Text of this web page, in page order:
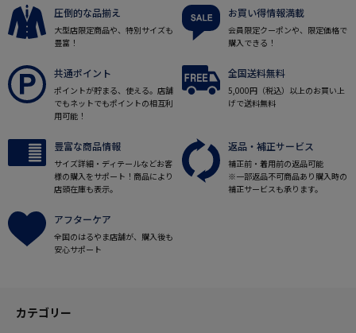
圧倒的な品揃え
大型店限定商品や、特別サイズも
豊富！
お買い得情報満載
会員限定クーポンや、限定価格で
購入できる！
共通ポイント
ポイントが貯まる、使える。店舗
でもネットでもポイントの相互利
用可能！
全国送料無料
5,000円（税込）以上のお買い上
げで送料無料
豊富な商品情報
サイズ詳細・ディテールなどお客
様の購入をサポート！商品により
店頭在庫も表示。
返品・補正サービス
補正前・着用前の返品可能
※一部返品不可商品あり購入時の
補正サービスも承ります。
アフターケア
全国のはるやま店舗が、購入後も
安心サポート
カテゴリー